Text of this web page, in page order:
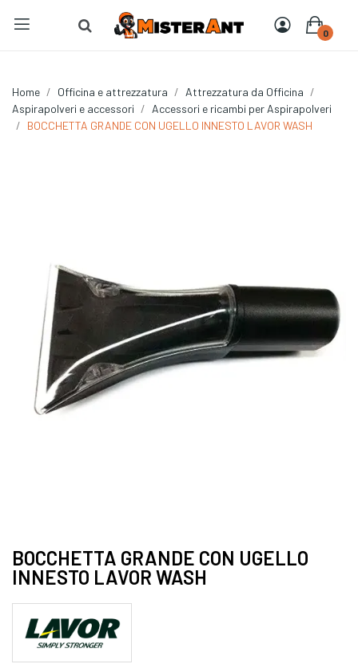
0
Home Officina e attrezzatura
Attrezzatura da Officina
Aspirapolveri e accessori
Accessori e ricambi per Aspirapolveri
BOCCHETTA GRANDE CON UGELLO INNESTO LAVOR WASH
BOCCHETTA GRANDE CON UGELLO
INNESTO LAVOR WASH